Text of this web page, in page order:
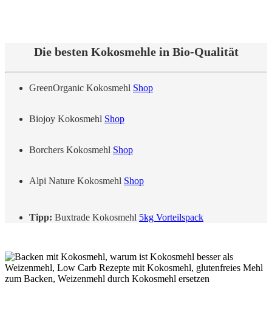
Die besten Kokosmehle in Bio-Qualität
GreenOrganic Kokosmehl Shop
Biojoy Kokosmehl Shop
Borchers Kokosmehl Shop
Alpi Nature Kokosmehl Shop
Tipp: Buxtrade Kokosmehl 5kg Vorteilspack